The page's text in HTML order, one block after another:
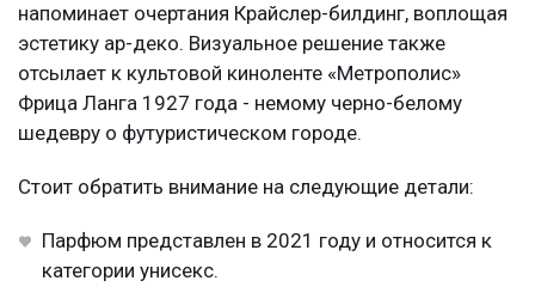
напоминает очертания Крайслер-билдинг, воплощая
эстетику ар-деко. Визуальное решение также
отсылает к культовой киноленте «Метрополис»
Фрица Ланга 1927 года - немому черно-белому
шедевру о футуристическом городе.
Стоит обратить внимание на следующие детали:
Парфюм представлен в 2021 году и относится к
категории унисекс.